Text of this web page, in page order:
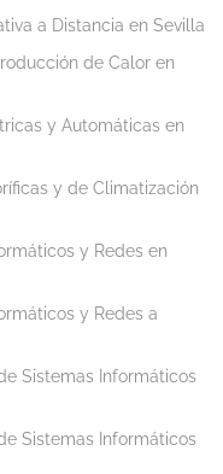
a Distancia en Sevilla
de Calor en
y Automáticas en
y de Climatización
y Redes en
y Redes a
Sistemas Informáticos
Sistemas Informáticos